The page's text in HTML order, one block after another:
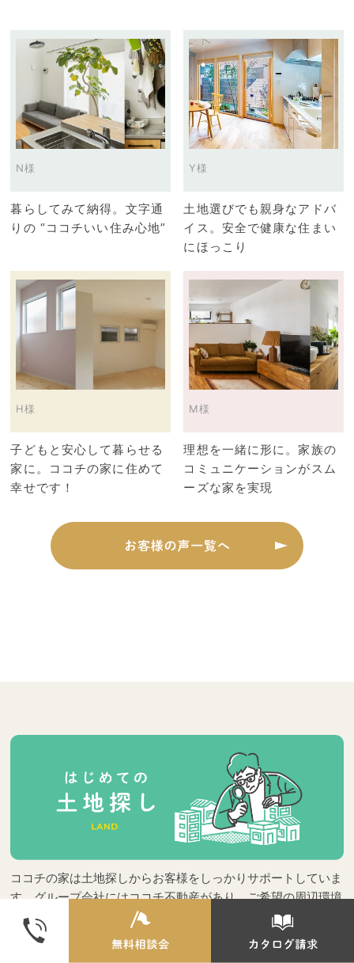
N様
暮らしてみて納得。文字通
りの “ココチいい住み心地”
Y様
土地選びでも親身なアドバ
イス。安全で健康な住まい
にほっこり
H様
子どもと安心して暮らせる
家に。ココチの家に住めて
幸せです！
M様
理想を一緒に形に。家族の
コミュニケーションがスム
ーズな家を実現
ココチの家は土地探しからお客様をしっかりサポートしていま
す。グループ会社にはココチ不動産があり、ご希望の周辺環境
やご予算などに合わせて建物を見据えたベストな土地探しをし
ていきましょう！